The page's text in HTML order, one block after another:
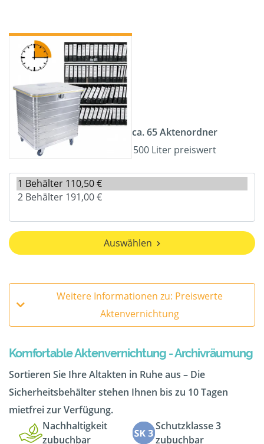
ca. 65 Aktenordner
500 Liter preiswert
Auswählen
Weitere Informationen zu: Preiswerte
Aktenvernichtung
Komfortable Aktenvernichtung - Archivräumung
Sortieren Sie Ihre Altakten in Ruhe aus – Die
Sicherheitsbehälter stehen Ihnen bis zu 10 Tagen
mietfrei zur Verfügung.
Nachhaltigkeit
zubuchbar
Schutzklasse 3
zubuchbar